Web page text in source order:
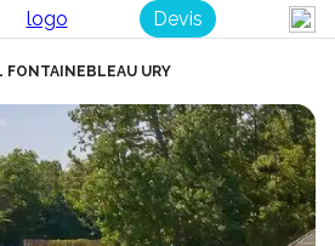
Devis
FONTAINEBLEAU URY